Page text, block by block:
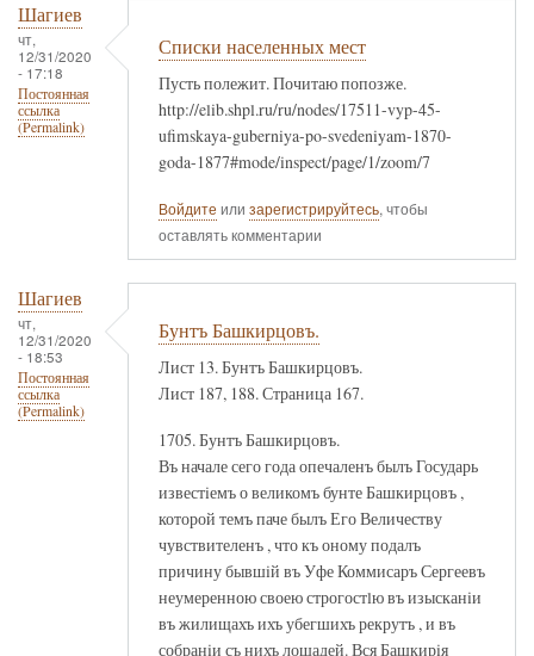
Шагиев
чт,
12/31/2020
- 17:18
Постоянная
ссылка
(Permalink)
Списки населенных мест
Пусть полежит. Почитаю попозже.
http://elib.shpl.ru/ru/nodes/17511-vyp-45-
ufimskaya-guberniya-po-svedeniyam-1870-
goda-1877#mode/inspect/page/1/zoom/7
Войдите или зарегистрируйтесь, чтобы
оставлять комментарии
Шагиев
чт,
12/31/2020
- 18:53
Постоянная
ссылка
(Permalink)
Бунтъ Башкирцовъ.
Лист 13. Бунтъ Башкирцовъ.
Лист 187, 188. Страница 167.
1705. Бунтъ Башкирцовъ.
Въ начале сего года опечаленъ былъ Государь
известiемъ о великомъ бунте Башкирцовъ ,
которой темъ паче былъ Его Величеству
чувствителенъ , что къ оному подалъ
причину бывшiй въ Уфе Коммисаръ Сергеевъ
неумеренною своею строгостlю въ изысканiи
въ жилищахъ ихъ убегшихъ рекрутъ , и въ
собранiи съ нихъ лошадей. Вся Башкирiя